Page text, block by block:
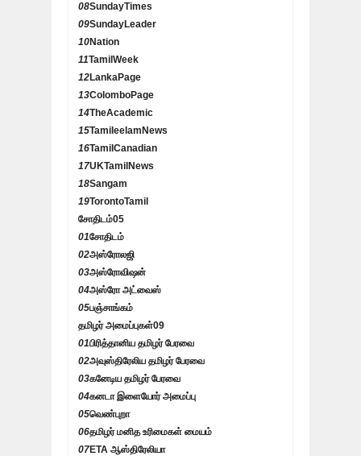
08SundayTimes
09SundayLeader
10Nation
11TamilWeek
12LankaPage
13ColomboPage
14TheAcademic
15TamileelamNews
16TamilCanadian
17UKTamilNews
18Sangam
19TorontoTamil
சோதிடம்05
01சோதிடம்
02அஸ்ரோலஜி
03அஸ்ரோவிஷன்
04அஸ்ரோ அட்வைஸ்
05பஞ்சாங்கம்
தமிழர் அமைப்புகள்09
01பிரித்தானிய தமிழர் பேரவை
02அவுஸ்திரேலிய தமிழர் பேரவை
03கனேடிய தமிழர் பேரவை
04கனடா இளையோர் அமைப்பு
05வெண்புறா
06தமிழர் மனித உரிமைகள் மையம்
07ETA ஆஸ்திரேலியா